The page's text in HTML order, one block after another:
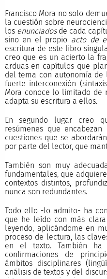
Francisco Mora no solo
la cuestión sobre
los enunciadosde cada
sino en el propio acto de
escritura de este libro
creo que es un acierto la
arduas en capítulos que
del tema con autonomía de
fuerte interconexión
Mora conoce lo limitado de
adapta su escritura a ellos.
En segundo lugar creo
resúmenes que
cuestiones que se
por parte del lector, que
También son muy
fundamentales, que
contextos distintos,
nunca son redundantes.
Todo ello -lo admito- ha
que he leído con más
leyendo, aplicándome en
proceso de lectura, las
en el texto. También
confirmaciones de
ámbitos disciplinares
análisis de textos y del